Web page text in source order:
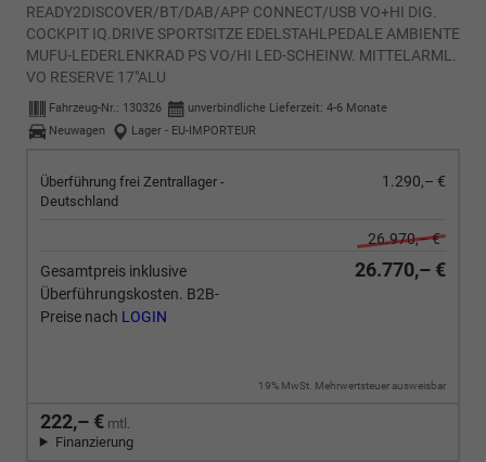
READY2DISCOVER/BT/DAB/APP CONNECT/USB VO+HI DIG.
COCKPIT IQ.DRIVE SPORTSITZE EDELSTAHLPEDALE AMBIENTE
MUFU-LEDERLENKRAD PS VO/HI LED-SCHEINW. MITTELARML.
VO RESERVE 17"ALU
Fahrzeug-Nr.: 130326
unverbindliche Lieferzeit: 4-6 Monate
Neuwagen
Lager - EU-IMPORTEUR
Überführung frei Zentrallager -
Deutschland
1.290,– €
26.970,– €
Gesamtpreis inklusive
Überführungskosten. B2B-
Preise nach LOGIN
26.770,– €
19% MwSt. Mehrwertsteuer ausweisbar
222,– € mtl.
Finanzierung